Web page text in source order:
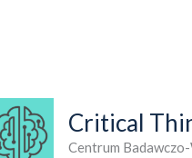
Critical
Centrum